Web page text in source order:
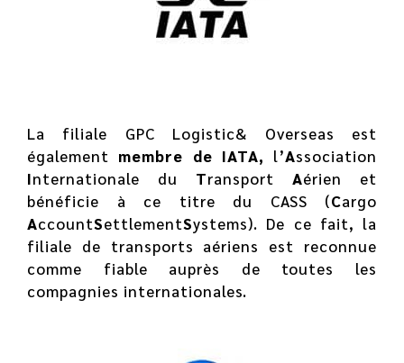
La filiale GPC Logistic& Overseas est
également membre de IATA, l’Association
Internationale du Transport Aérien et
bénéficie à ce titre du CASS (Cargo
AccountSettlementSystems). De ce fait, la
filiale de transports aériens est reconnue
comme fiable auprès de toutes les
compagnies internationales.